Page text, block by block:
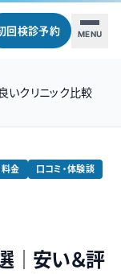
回検診予約 MENU
いクリニック比較
料金
口コミ・体験談
｜安い＆評